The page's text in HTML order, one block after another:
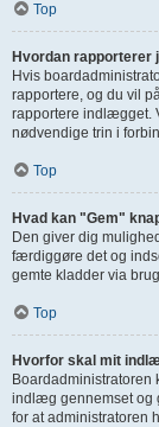
Top
Hvordan rapporterer
Hvis
rapportere, og du vil
rapportere indlægget.
nødvendige trin i
Top
Hvad kan "Gem"
Den giver dig
færdiggøre det og
gemte kladder via
Top
Hvorfor skal mit
Boardadministratoren
indlæg gennemset og
for at administratoren